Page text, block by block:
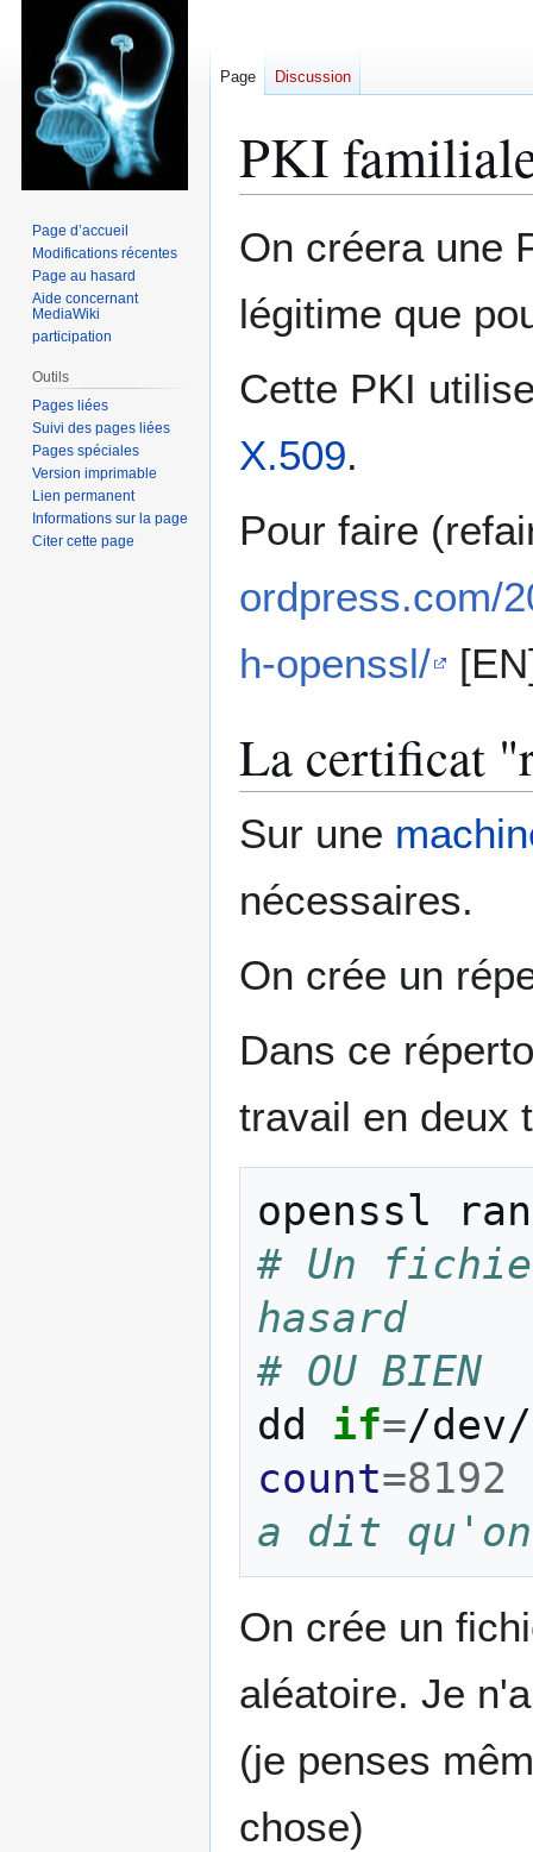
PKI
à
navigation
à
recherche
On créera une
légitime que
Cette PKI
X.509.
Pour faire
ordpress.com/
h-openssl/
La certificat
Sur une
nécessaires.
On crée un
Dans ce
travail en deux
openssl
# Un
hasard
# OU BIEN
dd
if=/dev/
count=8192
a dit
On crée un
aléatoire. Je
(je penses
chose)
Page Discussion
Page d’accueil
Modifications récentes
Page au hasard
Aide concernant
MediaWiki
participation
Outils
Pages liées
Suivi des pages liées
Pages spéciales
Version imprimable
Lien permanent
Informations sur la page
Citer cette page